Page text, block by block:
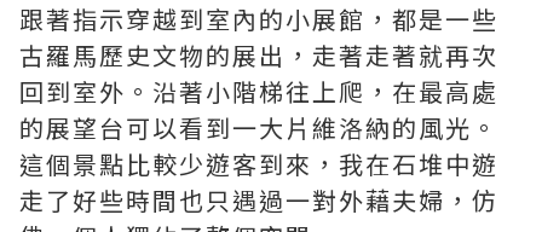
跟著指示穿越到室內的小展館，都是一些
古羅馬歷史文物的展出，走著走著就再次
回到室外。沿著小階梯往上爬，在最高處
的展望台可以看到一大片維洛納的風光。
這個景點比較少遊客到來，我在石堆中遊
走了好些時間也只遇過一對外藉夫婦，仿